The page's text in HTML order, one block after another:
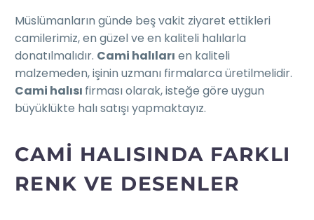
Müslümanların günde beş vakit ziyaret ettikleri
camilerimiz, en güzel ve en kaliteli halılarla
donatılmalıdır. Cami halıları en kaliteli
malzemeden, işinin uzmanı firmalarca üretilmelidir.
Cami halısı firması olarak, isteğe göre uygun
büyüklükte halı satışı yapmaktayız.
CAMI HALISINDA FARKLI
RENK VE DESENLER